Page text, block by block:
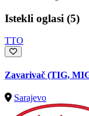
Istekli oglasi (5)
TTO
Zavarivač (TIG,
Sarajevo